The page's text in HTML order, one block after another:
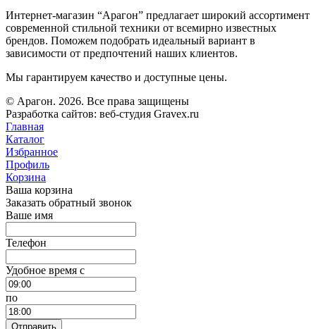
Интернет-магазин “Арагон” предлагает широкий ассортимент
современной стильной техники от всемирно известных
брендов. Поможем подобрать идеальный вариант в
зависимости от предпочтений наших клиентов.
Мы гарантируем качество и доступные цены.
© Арагон. 2026. Все права защищены
Разработка сайтов: веб-студия Gravex.ru
Главная
Каталог
Избранное
Профиль
Корзина
Ваша корзина
Заказать обратный звонок
Ваше имя
Телефон
Удобное время c
по
Отправить